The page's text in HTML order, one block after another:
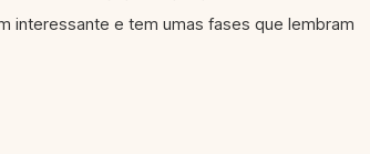
interessante e tem umas fases que lembram